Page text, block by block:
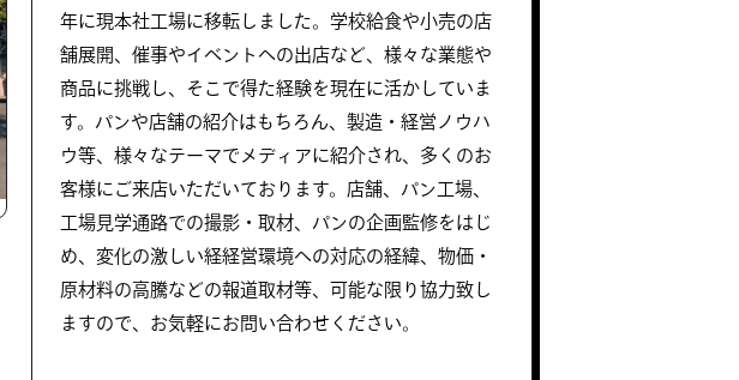
年に現本社工場に移転しました。学校給食や小売の店
舗展開、催事やイベントへの出店など、様々な業態や
商品に挑戦し、そこで得た経験を現在に活かしていま
す。パンや店舗の紹介はもちろん、製造・経営ノウハ
ウ等、様々なテーマでメディアに紹介され、多くのお
客様にご来店いただいております。店舗、パン工場、
工場見学通路での撮影・取材、パンの企画監修をはじ
め、変化の激しい経経営環境への対応の経緯、物価・
原材料の高騰などの報道取材等、可能な限り協力致し
ますので、お気軽にお問い合わせください。